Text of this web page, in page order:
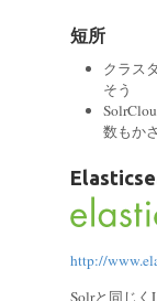
短所
クラス
そう
数もか
http://
Solrと同じく